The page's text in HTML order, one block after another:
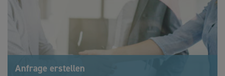
Anfrage erstellen